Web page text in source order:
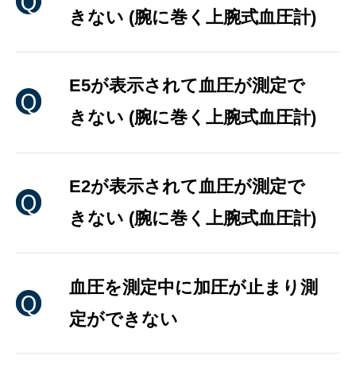
きない (腕に巻く上腕式血圧計)
E5が表示されて血圧が測定で
きない (腕に巻く上腕式血圧計)
E2が表示されて血圧が測定で
きない (腕に巻く上腕式血圧計)
血圧を測定中に加圧が止まり測
定ができない